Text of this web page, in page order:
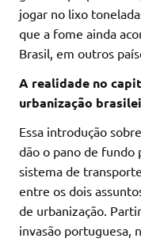
jogar no lixo
que a fome ainda
Brasil, em outros
A realidade no
urbanização
Essa introdução
dão o pano de fundo
sistema de
entre os dois
de urbanização.
invasão portuguesa,